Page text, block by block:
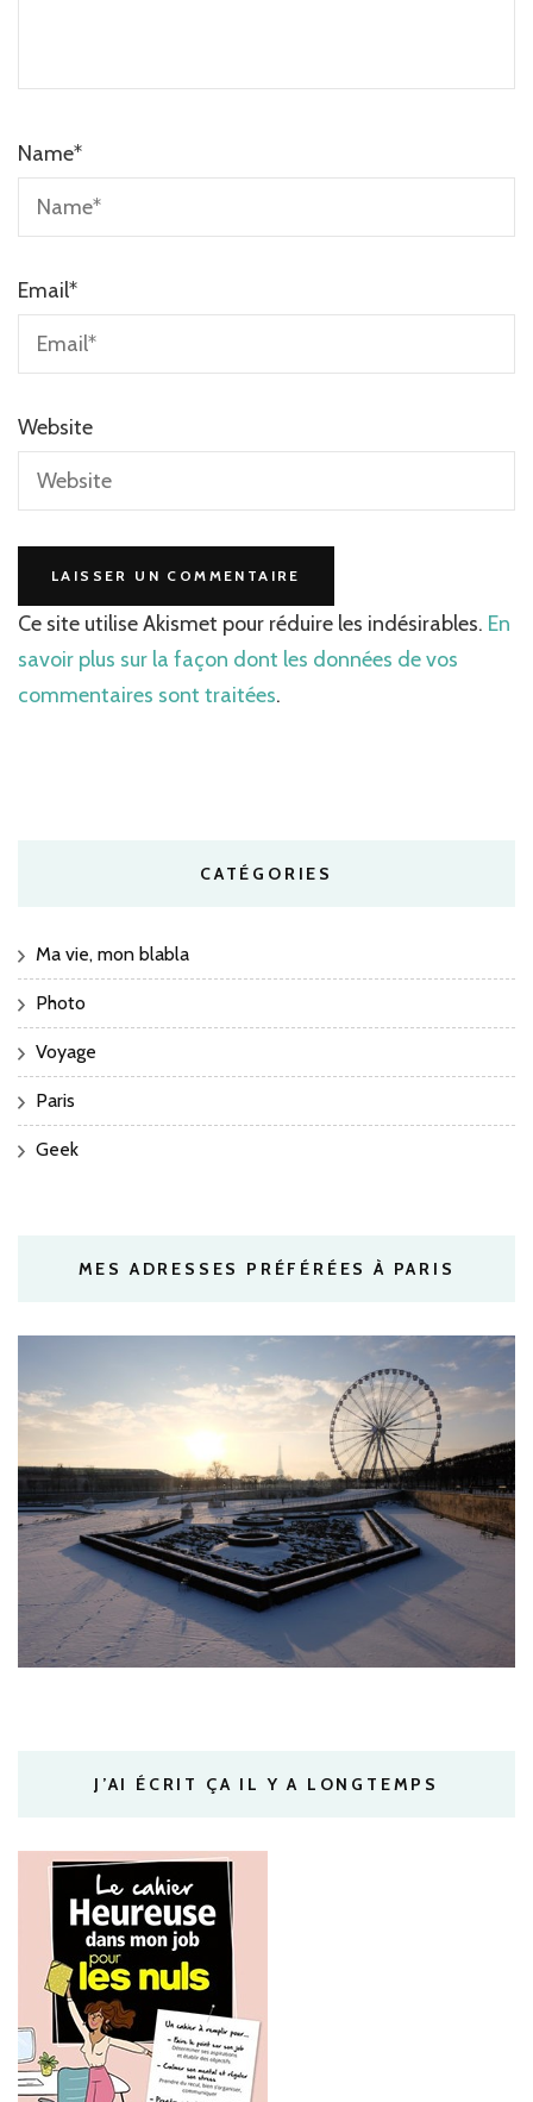
Name*
Email*
Website
Ce site utilise Akismet pour réduire les indésirables. En
savoir plus sur la façon dont les données de vos
commentaires sont traitées.
CATÉGORIES
Ma vie, mon blabla
Photo
Voyage
Paris
Geek
MES ADRESSES PRÉFÉRÉES À PARIS
J’AI ÉCRIT ÇA IL Y A LONGTEMPS